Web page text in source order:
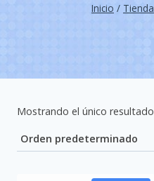
Inicio / Tienda
Mostrando el único resultado